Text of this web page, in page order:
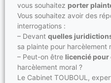
vous souhaitez porter
Vous souhaitez avoir des
interrogations :
– Devant quelles
sa plainte pour harcèlement
– Peut-on être licencié
harcèlement moral ?
Le Cabinet TOUBOUL,